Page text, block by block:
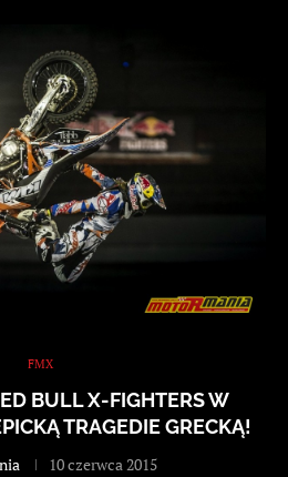
FMX
BULL X-FIGHTERS W
TRAGEDIE GRECKĄ!
10 czerwca 2015